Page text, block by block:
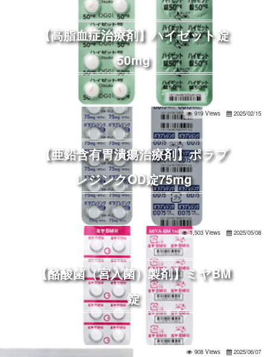
【高脂血症治療剤】ハイゼット錠
50mg
【亜鉛含有胃潰瘍治療剤】ポラプ
レジンクOD錠75mg
919 Views 2025/02/15
【酪酸菌（宮入菌）製剤】ミヤBM
錠
1,503 Views 2025/05/08
908 Views 2025/06/07